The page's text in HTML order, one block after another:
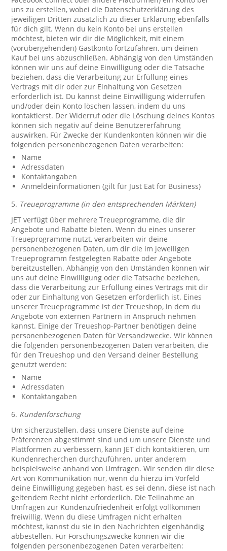
uns zu erstellen, wobei die Datenschutzerklärung des
jeweiligen Dritten zusätzlich zu dieser Erklärung ebenfalls
für dich gilt. Wenn du kein Konto bei uns erstellen
möchtest, bieten wir dir die Möglichkeit, mit einem
(vorübergehenden) Gastkonto fortzufahren, um deinen
Kauf bei uns abzuschließen. Abhängig von den Umständen
können wir uns auf deine Einwilligung oder die Tatsache
beziehen, dass die Verarbeitung zur Erfüllung eines
Vertrags mit dir oder zur Einhaltung von Gesetzen
erforderlich ist. Du kannst deine Einwilligung widerrufen
und/oder dein Konto löschen lassen, indem du uns
kontaktierst. Der Widerruf oder die Löschung deines Kontos
können sich negativ auf deine Benutzererfahrung
auswirken. Für Zwecke der Kundenkonten können wir die
folgenden personenbezogenen Daten verarbeiten:
Name
Adressdaten
Kontaktangaben
Anmeldeinformationen (gilt für Just Eat for Business)
5. Treueprogramme (in den entsprechenden Märkten)
JET verfügt über mehrere Treueprogramme, die dir
Angebote und Rabatte bieten. Wenn du eines unserer
Treueprogramme nutzt, verarbeiten wir deine
personenbezogenen Daten, um dir die im jeweiligen
Treueprogramm festgelegten Rabatte oder Angebote
bereitzustellen. Abhängig von den Umständen können wir
uns auf deine Einwilligung oder die Tatsache beziehen,
dass die Verarbeitung zur Erfüllung eines Vertrags mit dir
oder zur Einhaltung von Gesetzen erforderlich ist. Eines
unserer Treueprogramme ist der Treueshop, in dem du
Angebote von externen Partnern in Anspruch nehmen
kannst. Einige der Treueshop-Partner benötigen deine
personenbezogenen Daten für Versandzwecke. Wir können
die folgenden personenbezogenen Daten verarbeiten, die
für den Treueshop und den Versand deiner Bestellung
genutzt werden:
Name
Adressdaten
Kontaktangaben
6. Kundenforschung
Um sicherzustellen, dass unsere Dienste auf deine
Präferenzen abgestimmt sind und um unsere Dienste und
Plattformen zu verbessern, kann JET dich kontaktieren, um
Kundenrecherchen durchzuführen, unter anderem
beispielsweise anhand von Umfragen. Wir senden dir diese
Art von Kommunikation nur, wenn du hierzu im Vorfeld
deine Einwilligung gegeben hast, es sei denn, diese ist nach
geltendem Recht nicht erforderlich. Die Teilnahme an
Umfragen zur Kundenzufriedenheit erfolgt vollkommen
freiwillig. Wenn du diese Umfragen nicht erhalten
möchtest, kannst du sie in den Nachrichten eigenhändig
abbestellen. Für Forschungszwecke können wir die
folgenden personenbezogenen Daten verarbeiten: